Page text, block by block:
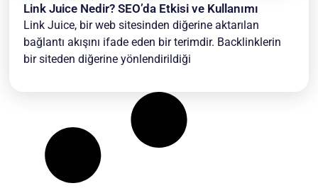
Link Juice Nedir? SEO’da Etkisi ve Kullanımı
Link Juice, bir web sitesinden diğerine aktarılan
bağlantı akışını ifade eden bir terimdir. Backlinklerin
bir siteden diğerine yönlendirildiği